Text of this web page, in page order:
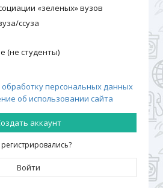
«зеленых» вузов
ссуза
(не студенты)
обработку персональных данных
об использовании сайта
аккаунт
Войти